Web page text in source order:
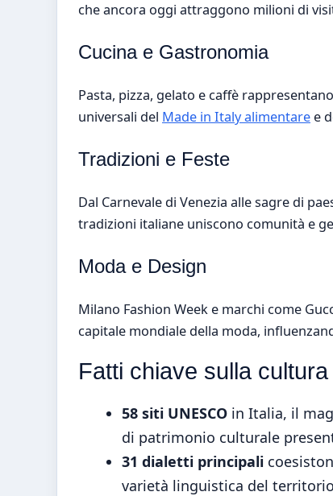
che ancora oggi attraggono milioni di
Cucina e Gastronomia
Pasta, pizza, gelato e caffè
universali del Made in Italy alimentare e
Tradizioni e Feste
Dal Carnevale di Venezia alle sagre di
tradizioni italiane uniscono comunità e
Moda e Design
Milano Fashion Week e marchi come
capitale mondiale della moda,
Fatti chiave sulla
58 siti UNESCO in Italia, il
di patrimonio culturale
31 dialetti principali
varietà linguistica del